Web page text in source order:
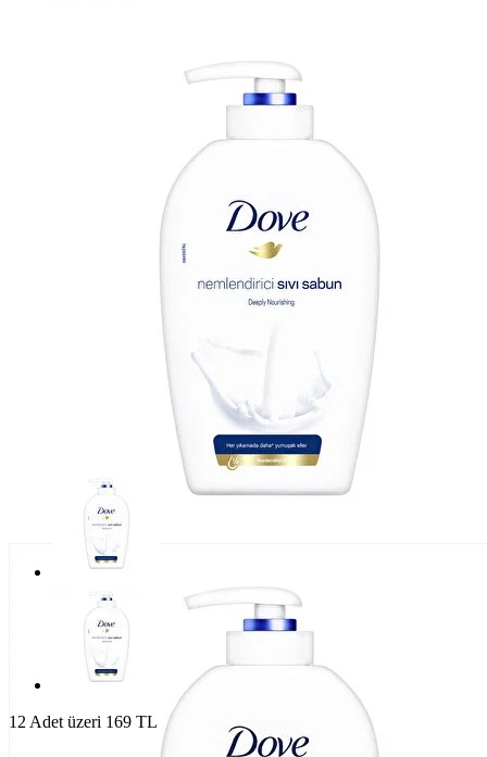
12 Adet üzeri 169 TL